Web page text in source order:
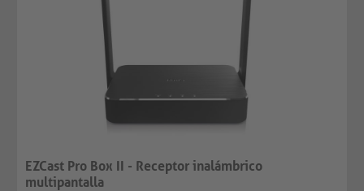
EZCast Pro Box II - Receptor inalámbrico
multipantalla